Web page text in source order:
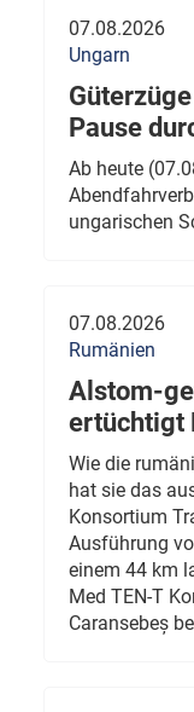
07.08.2026
Ungarn
Pause
Ab heute
ungarischen
07.08.2026
Rumänien
Alstom-
ertüchtigt
Wie die
hat sie das
Konsortium
Ausführung
einem 44 km
Med TEN-T
Caransebeș